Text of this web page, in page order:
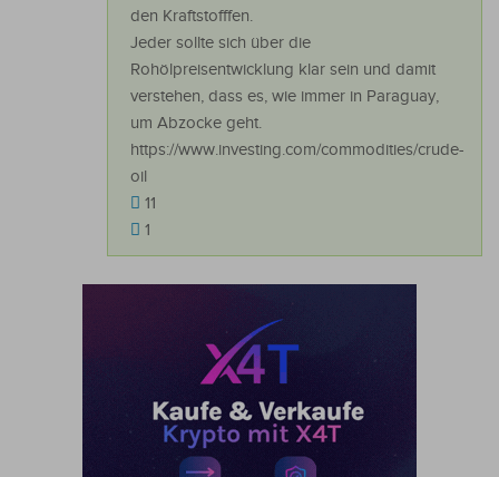
den Kraftstofffen.
Jeder sollte sich über die
Rohölpreisentwicklung klar sein und damit
verstehen, dass es, wie immer in Paraguay,
um Abzocke geht.
https://www.investing.com/commodities/crude-
oil
11
1